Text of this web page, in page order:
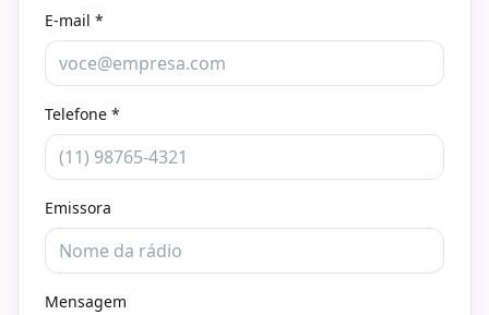
E-mail *
Telefone *
Emissora
Mensagem